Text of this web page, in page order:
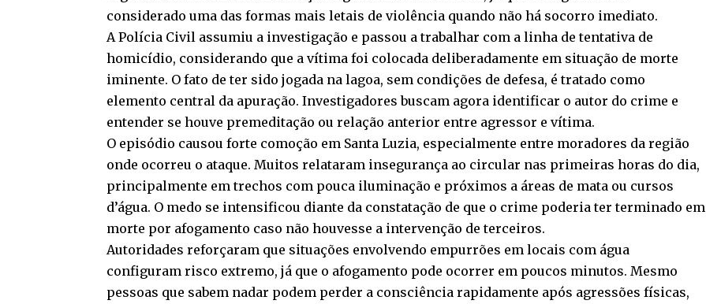
considerado uma das formas mais letais de violência quando não há socorro imediato.
A Polícia Civil assumiu a investigação e passou a trabalhar com a linha de tentativa de
homicídio, considerando que a vítima foi colocada deliberadamente em situação de morte
iminente. O fato de ter sido jogada na lagoa, sem condições de defesa, é tratado como
elemento central da apuração. Investigadores buscam agora identificar o autor do crime e
entender se houve premeditação ou relação anterior entre agressor e vítima.
O episódio causou forte comoção em Santa Luzia, especialmente entre moradores da região
onde ocorreu o ataque. Muitos relataram insegurança ao circular nas primeiras horas do dia,
principalmente em trechos com pouca iluminação e próximos a áreas de mata ou cursos
d’água. O medo se intensificou diante da constatação de que o crime poderia ter terminado em
morte por afogamento caso não houvesse a intervenção de terceiros.
Autoridades reforçaram que situações envolvendo empurrões em locais com água
configuram risco extremo, já que o afogamento pode ocorrer em poucos minutos. Mesmo
pessoas que sabem nadar podem perder a consciência rapidamente após agressões físicas,